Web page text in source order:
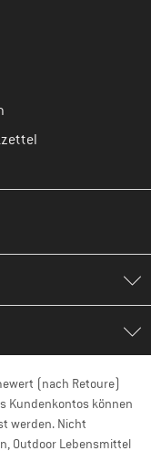
im nächsten
(nach Retoure)
Kundenkontos können
werden. Nicht
Outdoor Lebensmittel